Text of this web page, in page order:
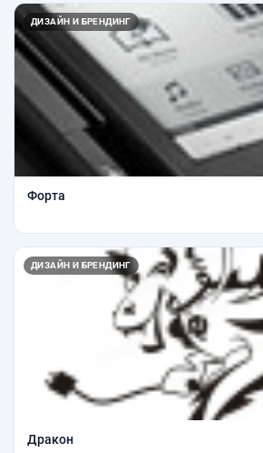
ДИЗАЙН И БРЕНДИНГ
Форта
ДИЗАЙН И БРЕНДИНГ
Дракон